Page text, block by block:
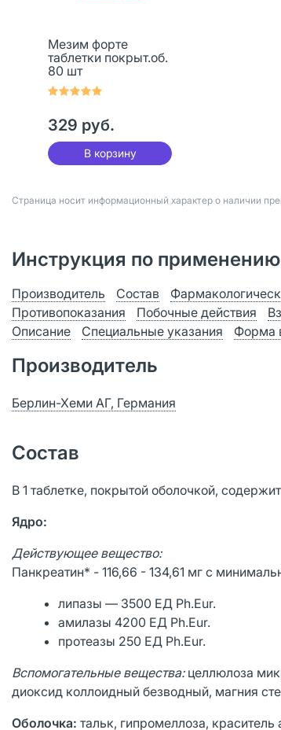
Мезим форте
таблетки покрыт.об.
80 шт
329 руб.
В корзину
Страница носит информационный характер о наличии
Инструкция по применению
Производитель Состав
Противопоказания
Побочные действия
Описание
Специальные указания Форма
Производитель
Берлин-Хеми АГ, Германия
Состав
В 1 таблетке, покрытой оболочкой,
Ядро:
Действующее вещество:
Панкреатин* - 116,66 - 134,61 мг с
липазы — 3500 ЕД Ph.Еur.
амилазы 4200 ЕД Рh.Еur.
протеазы 250 ЕД Рh.Еur.
Вспомогательные вещества:целлюлоза
диоксид коллоидный безводный, магния
Оболочка: тальк, гипромеллоза,